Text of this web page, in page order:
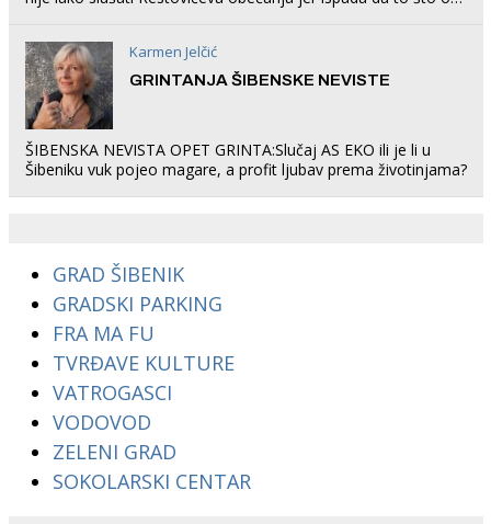
Karmen Jelčić
GRINTANJA ŠIBENSKE NEVISTE
ŠIBENSKA NEVISTA OPET GRINTA:Slučaj AS EKO ili je li u
Šibeniku vuk pojeo magare, a profit ljubav prema životinjama?
GRAD ŠIBENIK
GRADSKI PARKING
FRA MA FU
TVRĐAVE KULTURE
VATROGASCI
VODOVOD
ZELENI GRAD
SOKOLARSKI CENTAR